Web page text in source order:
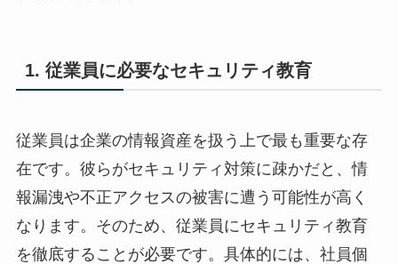
1. 従業員に必要なセキュリティ教育
従業員は企業の情報資産を扱う上で最も重要な存
在です。彼らがセキュリティ対策に疎かだと、情
報漏洩や不正アクセスの被害に遭う可能性が高く
なります。そのため、従業員にセキュリティ教育
を徹底することが必要です。具体的には、社員個